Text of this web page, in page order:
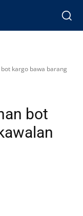
kargo bawa barang
bot